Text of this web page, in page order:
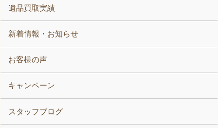
遺品買取実績
新着情報・お知らせ
お客様の声
キャンペーン
スタッフブログ